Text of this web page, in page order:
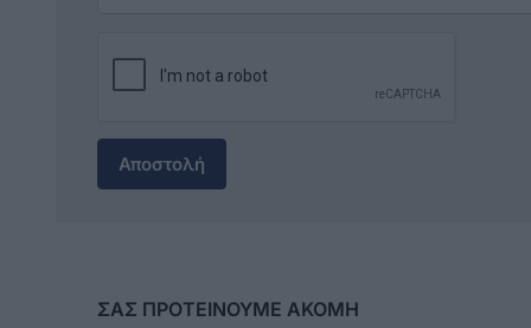
Αποστολή
ΣΑΣ ΠΡΟΤΕΙΝΟΥΜΕ ΑΚΟΜΗ